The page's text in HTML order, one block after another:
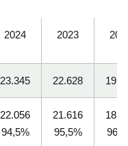
2024 2023
23.345 22.628
22.056
94,5%
21.616
95,5%